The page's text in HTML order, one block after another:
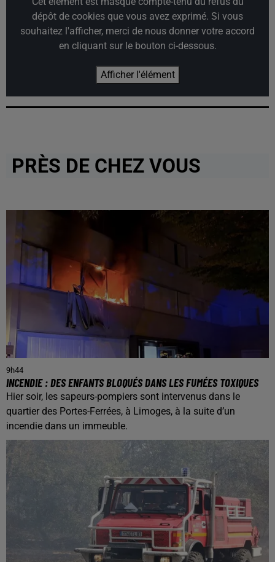
dépôt de cookies que vous avez exprimé. Si vous
souhaitez l'afficher, merci de nous donner votre accord
en cliquant sur le bouton ci-dessous.
Afficher l'élément
PRÈS DE CHEZ VOUS
9h44
INCENDIE : DES ENFANTS BLOQUÉS DANS LES FUMÉES TOXIQUES
Hier soir, les sapeurs-pompiers sont intervenus dans le
quartier des Portes-Ferrées, à Limoges, à la suite d’un
incendie dans un immeuble.